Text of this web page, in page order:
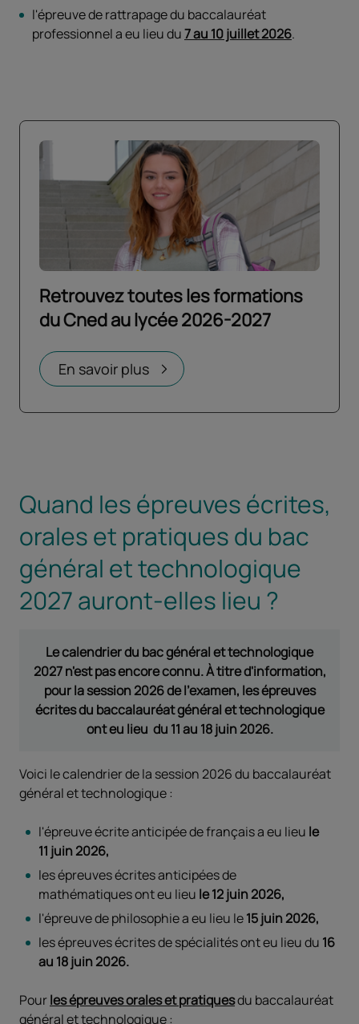
l'épreuve de rattrapage du baccalauréat
professionnel a eu lieu du7 au 10 juillet 2026.
Retrouvez toutes les formations
du Cned au lycée 2026-2027
En savoir plus
Ouvrir dans un nouvel onglet
Quand les épreuves écrites,
orales et pratiques du bac
général et technologique
2027 auront-elles lieu ?
Le calendrier du bac général et technologique
2027 n'est pas encore connu. À titre d'information,
pour la session 2026 de l'examen, les épreuves
écrites du baccalauréat général et technologique
ont eu lieu du 11 au 18 juin 2026.
Voici le calendrier de la session 2026 du baccalauréat
général et technologique :
l'épreuve écrite anticipée de français a eu lieu le
11 juin 2026,
les épreuves écrites anticipées de
mathématiques ont eu lieu le 12 juin 2026,
l'épreuve de philosophie a eu lieu le15 juin 2026,
les épreuves écrites de spécialités ont eu lieu du 16
au 18juin2026.
Pourles épreuves orales et pratiquesdu baccalauréat
général et technologique :